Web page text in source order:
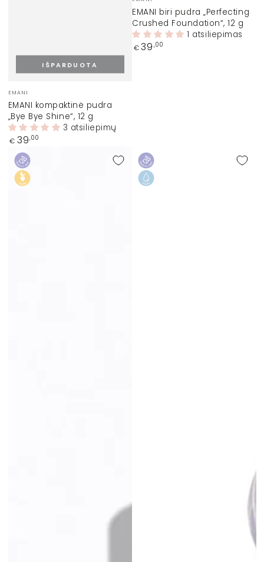
Prekinis
ženklas:
EMANI
EMANI kompaktinė pudra
„Bye Bye Shine“, 12 g
3 atsiliepimų
Įprasta
€ 39,00
IŠPARDUOTA
ženklas:
EMANI biri pudra „Perfecting
Crushed Foundation“, 12 g
1 atsiliepimas
Įprasta
€ 39 ,00